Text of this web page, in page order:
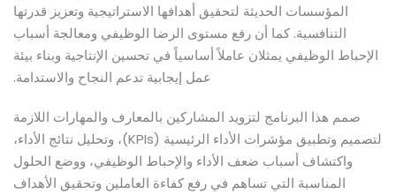
المؤسسات الحديثة لتحقيق أهدافها الاستراتيجية وتعزيز قدرتها
التنافسية. كما أن رفع مستوى الرضا الوظيفي ومعالجة أسباب
الإحباط الوظيفي يمثلان عاملاً أساسياً في تحسين الإنتاجية وبناء بيئة
عمل إيجابية تدعم النجاح والاستدامة.
صمم هذا البرنامج لتزويد المشاركين بالمعارف والمهارات اللازمة
لتصميم وتطبيق مؤشرات الأداء الرئيسية (KPIs)، وتحليل نتائج الأداء،
واكتشاف أسباب ضعف الأداء والإحباط الوظيفي، ووضع الحلول
المناسبة التي تساهم في رفع كفاءة العاملين وتحقيق الأهداف